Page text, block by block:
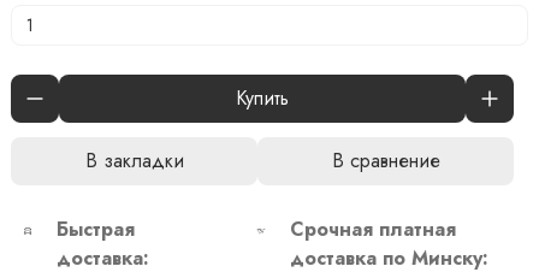
Купить
В закладки В сравнение
Быстрая
доставка:
Срочная платная
доставка по Минску: